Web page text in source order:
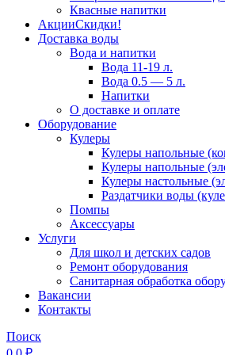
Квасные напитки
АкцииСкидки!
Доставка воды
Вода и напитки
Вода 11-19 л.
Вода 0.5 — 5 л.
Напитки
О доставке и оплате
Оборудование
Кулеры
Кулеры напольные
Кулеры напольные
Кулеры настольные
Раздатчики воды
Помпы
Аксессуары
Услуги
Для школ и детских садов
Ремонт оборудования
Санитарная обработка
Вакансии
Контакты
Поиск